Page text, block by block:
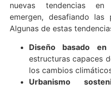
nuevas tendencias en
emergen, desafiando las
Algunas de estas
Diseño basado
estructuras capaces
los cambios
Urbanismo